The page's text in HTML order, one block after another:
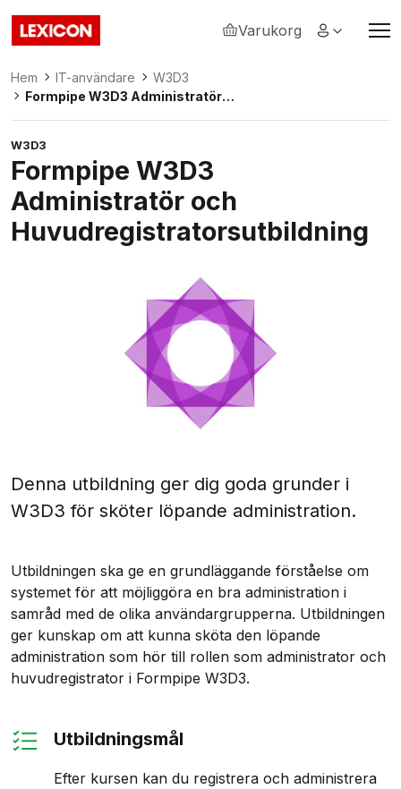
Lexicon
Varukorg
Hem IT-användare
W3D3
Formpipe W3D3 Administratör
W3D3
Formpipe W3D3
Administratör och
Huvudregistratorsutbildning
Denna utbildning ger dig goda grunder i
W3D3 för sköter löpande administration.
Utbildningen ska ge en grundläggande förståelse om
systemet för att möjliggöra en bra administration i
samråd med de olika användargrupperna. Utbildningen
ger kunskap om att kunna sköta den löpande
administration som hör till rollen som administrator och
huvudregistrator i Formpipe W3D3.
Utbildningsmål
Efter kursen kan du registrera och administrera